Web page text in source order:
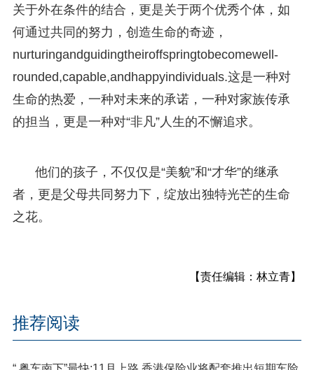
关于外在条件的结合，更是关于两个优秀个体，如
何通过共同的努力，创造生命的奇迹，
nurturingandguidingtheiroffspringtobecomewell-
rounded,capable,andhappyindividuals.这是一种对
生命的热爱，一种对未来的承诺，一种对家族传承
的担当，更是一种对“非凡”人生的不懈追求。
他们的孩子，不仅仅是“美貌”和“才华”的继承
者，更是父母共同努力下，绽放出独特光芒的生命
之花。
【责任编辑：林立青】
推荐阅读